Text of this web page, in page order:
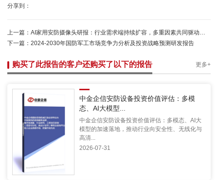
分享到：
上一篇： AI家用安防摄像头研报：行业需求端持续扩容，多重因素共同驱动市场稳步增长-中金企信
下一篇： 2024-2030年国防军工市场竞争力分析及投资战略预测研发报告
购买了此报告的客户还购买了以下的报告 更多+
中金企信安防设备投资价值评估：多模
态、AI大模型...
中金企信安防设备投资价值评估：多模态、AI大
模型的加速落地，推动行业向安全性、无线化与
高清...
2026-07-31